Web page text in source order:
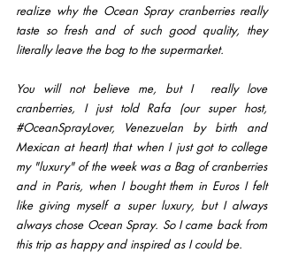
realize why the Ocean Spray cranberries really
taste so fresh and of such good quality, they
literally leave the bog to the supermarket.
You will not believe me, but I  really love
#OceanSprayLover, Venezuelan by birth and
Mexican at heart) that when I just got to college
my "luxury" of the week was a Bag of cranberries
and in Paris, when I bought them in Euros I felt
like giving myself a super luxury, but I always
always chose Ocean Spray. So I came back from
this trip as happy and inspired as I could be.